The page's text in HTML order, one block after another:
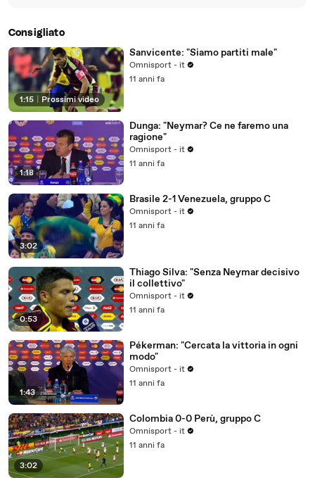
Consigliato
1:15 Prossimi video
Sanvicente: "Siamo partiti male"
Omnisport - it
11 anni fa
1:18
Dunga: "Neymar? Ce ne faremo una
ragione"
Omnisport - it
11 anni fa
3:02
Brasile 2-1 Venezuela, gruppo C
Omnisport - it
11 anni fa
0:53
Thiago Silva: "Senza Neymar decisivo
il collettivo"
Omnisport - it
11 anni fa
1:43
Pékerman: "Cercata la vittoria in ogni
modo"
Omnisport - it
11 anni fa
3:02
Colombia 0-0 Perù, gruppo C
Omnisport - it
11 anni fa